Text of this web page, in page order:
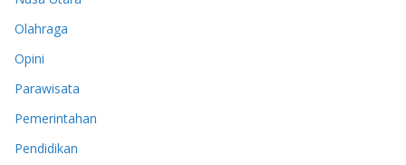
Olahraga
Opini
Parawisata
Pemerintahan
Pendidikan